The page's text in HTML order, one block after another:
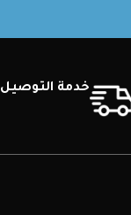
خدمة التوصيل